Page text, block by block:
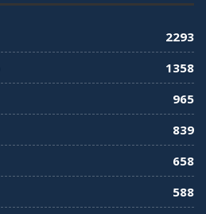
2293
1358
965
839
658
588